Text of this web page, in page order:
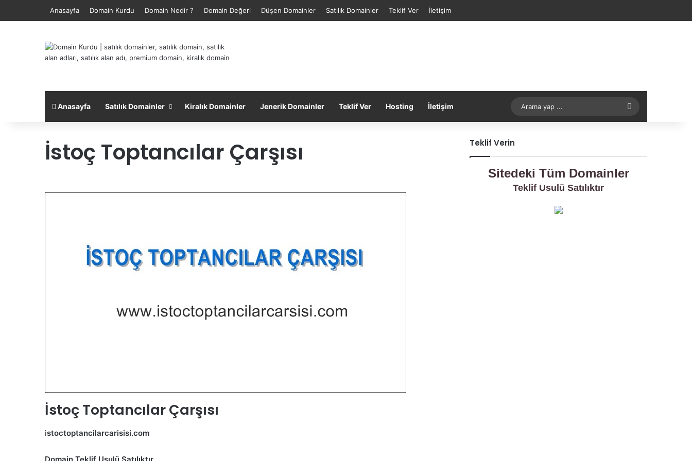
Anasayfa Domain Kurdu Domain Nedir ? Domain Değeri Düşen Domainler Satılık Domainler Teklif Ver İletişim
Anasayfa Satılık Domainler Kiralık Domainler Jenerik Domainler Teklif Ver Hosting İletişim
Arama
yap
İstoç Toptancılar Çarşısı
İstoç Toptancılar Çarşısı
istoctoptancilarcarisisi.com
Domain Teklif Usulü Satılıktır
Teklif Verin
Sitedeki Tüm Domainler
Teklif Usulü Satılıktır